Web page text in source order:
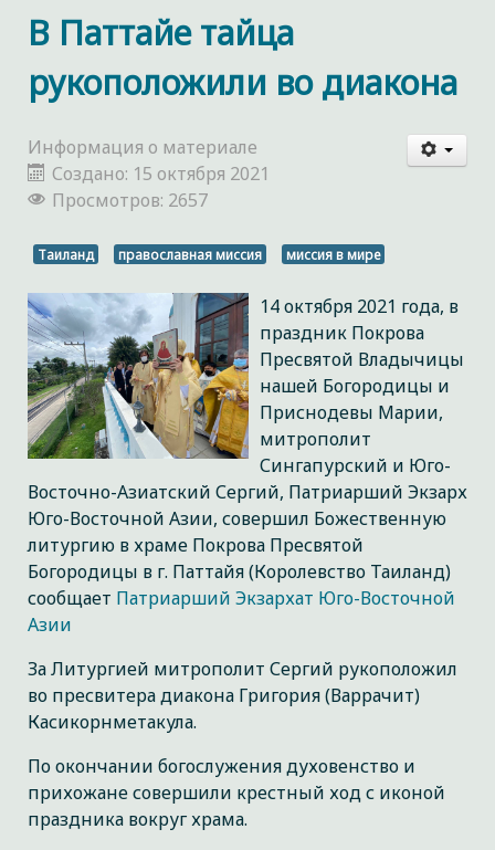
В Паттайе тайца
рукоположили во диакона
Информация о материале
Создано: 15 октября 2021
Просмотров: 2657
Таиланд православная миссия миссия в мире
14 октября 2021 года, в
праздник Покрова
Пресвятой Владычицы
нашей Богородицы и
Приснодевы Марии,
митрополит
Сингапурский и Юго-
Восточно-Азиатский Сергий, Патриарший Экзарх
Юго-Восточной Азии, совершил Божественную
литургию в храме Покрова Пресвятой
Богородицы в г. Паттайя (Королевство Таиланд)
сообщает Патриарший Экзархат Юго-Восточной
Азии
За Литургией митрополит Сергий рукоположил
во пресвитера диакона Григория (Варрачит)
Касикорнметакула.
По окончании богослужения духовенство и
прихожане совершили крестный ход с иконой
праздника вокруг храма.